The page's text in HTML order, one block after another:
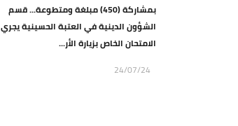
بمشاركة (450) مبلغة ومتطوعة... قسم
الشؤون الدينية في العتبة الحسينية يجري
الامتحان الخاص بزيارة الأر...
24/07/24